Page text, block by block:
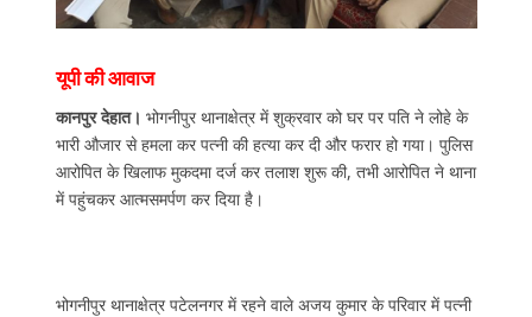
यूपी की आवाज
कानपुर देहात। भोगनीपुर थानाक्षेत्र में शुक्रवार को घर पर पति ने लोहे के
भारी औजार से हमला कर पत्नी की हत्या कर दी और फरार हो गया। पुलिस
आरोपित के खिलाफ मुकदमा दर्ज कर तलाश शुरू की, तभी आरोपित ने थाना
में पहुंचकर आत्मसमर्पण कर दिया है।
भोगनीपुर थानाक्षेत्र पटेलनगर में रहने वाले अजय कुमार के परिवार में पत्नी